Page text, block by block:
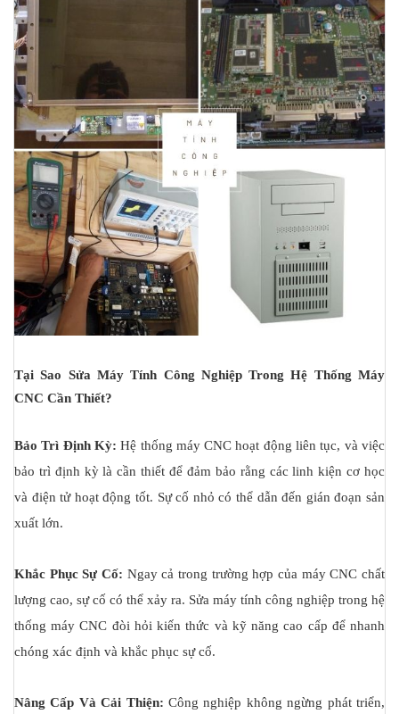
Tại Sao Sửa Máy Tính Công Nghiệp Trong Hệ Thống Máy
CNC Cần Thiết?
Bảo Trì Định Kỳ: Hệ thống máy CNC hoạt động liên tục, và việc
bảo trì định kỳ là cần thiết để đảm bảo rằng các linh kiện cơ học
và điện tử hoạt động tốt. Sự cố nhỏ có thể dẫn đến gián đoạn sản
xuất lớn.
Khắc Phục Sự Cố: Ngay cả trong trường hợp của máy CNC chất
lượng cao, sự cố có thể xảy ra. Sửa máy tính công nghiệp trong hệ
thống máy CNC đòi hỏi kiến thức và kỹ năng cao cấp để nhanh
chóng xác định và khắc phục sự cố.
Nâng Cấp Và Cải Thiện: Công nghiệp không ngừng phát triển,